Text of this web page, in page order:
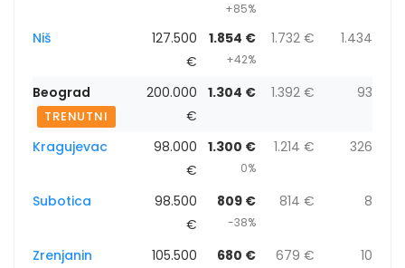
+85%
Niš
127.500
€
1.854 €
+42%
1.732 € 1.434
Beograd
TRENUTNI
200.000
€
1.304 € 1.392 € 93
Kragujevac
98.000
€
1.300 €
0%
1.214 € 326
Subotica
98.500
€
809 €
-38%
814 € 8
Zrenjanin
105.500
680 € 679 € 10